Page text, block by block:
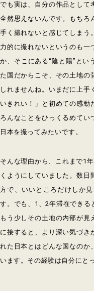
でも実は、自分の作品として
全然思えないんです。もちろ
手く撮れないと感じてしまう
力的に撮れないというのも一
か、そこにある“陰と陽”とい
た国だからこそ、その土地の
しれませんね。いまだに上手
いきれい！」と初めての感動
ろんなことをひっくるめてい
日本を撮ってみたいです。
そんな理由から、これまで1
くようにしていました。数
方で、いいところだけしか
す。でも、1、2年滞在できる
もう少しその土地の内部が見
に接すると、より深い気づき
れた日本とはどんな国なのか
います。その経験は自分にと